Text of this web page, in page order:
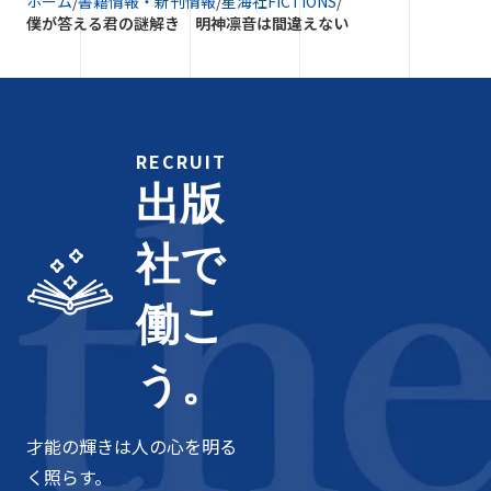
僕が答える君の謎解き 明神凛音は間違えない
RECRUIT
出版
社で
働こ
う。
才能の輝きは人の心を明る
く照らす。